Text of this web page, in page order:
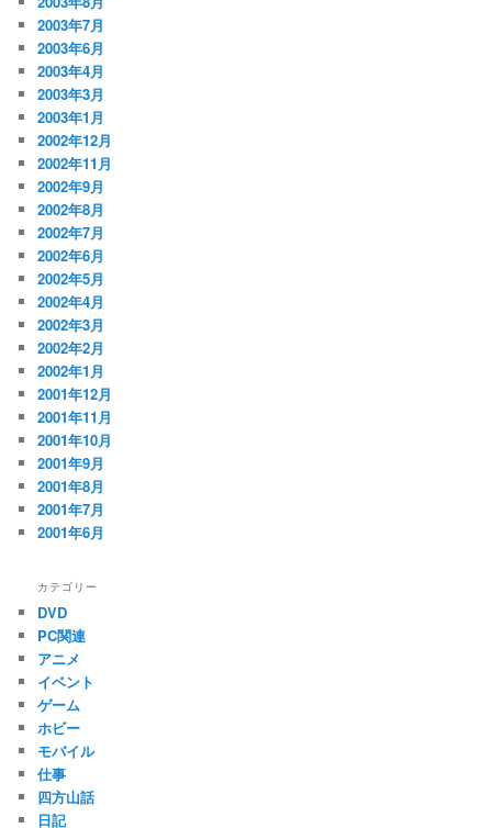
2003年7月
2003年6月
2003年4月
2003年3月
2003年1月
2002年12月
2002年11月
2002年9月
2002年8月
2002年7月
2002年6月
2002年5月
2002年4月
2002年3月
2002年2月
2002年1月
2001年12月
2001年11月
2001年10月
2001年9月
2001年8月
2001年7月
2001年6月
カテゴリー
DVD
PC関連
アニメ
イベント
ゲーム
ホビー
モバイル
仕事
四方山話
日記